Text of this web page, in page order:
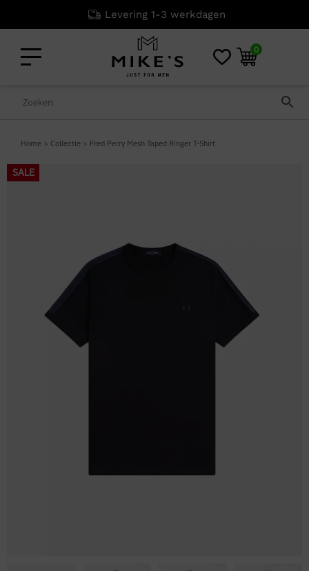
Levering 1-3 werkdagen
0
Home > Collectie > Fred Perry Mesh Taped Ringer T-Shirt
SALE